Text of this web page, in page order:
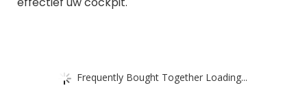
Frequently Bought Together Loading...